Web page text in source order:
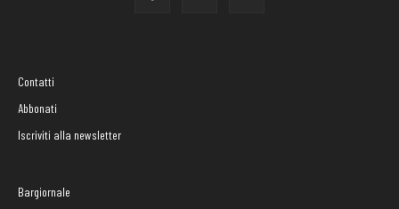
Contatti
Abbonati
Iscriviti alla newsletter
Bargiornale